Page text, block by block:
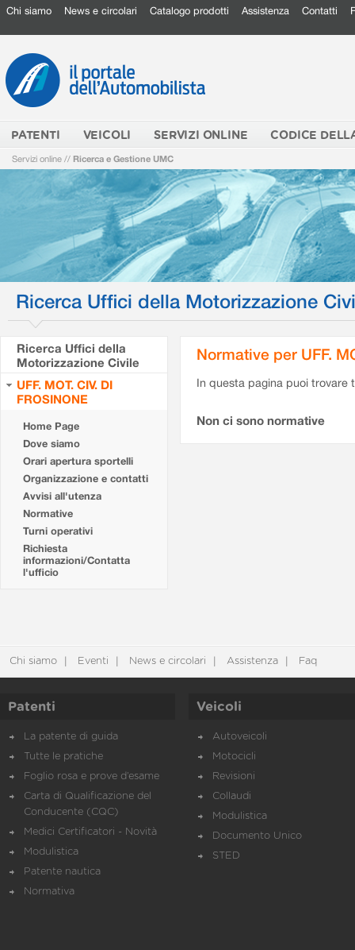
Chi siamo News e circolari Catalogo prodotti Assistenza Contatti
PATENTI VEICOLI SERVIZI ONLINE CODICE
Servizi online // Ricerca e Gestione UMC
Ricerca Uffici della Motorizzazione
Ricerca Uffici della
Motorizzazione Civile
UFF. MOT. CIV. DI
FROSINONE
Home Page
Dove siamo
Orari apertura sportelli
Organizzazione e contatti
Avvisi all'utenza
Normative
Turni operativi
Richiesta
informazioni/Contatta
l'ufficio
Normative per UFF.
In questa pagina puoi
Non ci sono normative
Chi siamo Eventi News e circolari Assistenza Faq
Patenti
La patente di guida
Tutte le pratiche
Foglio rosa e prove d’esame
Carta di Qualificazione del
Conducente (CQC)
Medici Certificatori - Novità
Modulistica
Patente nautica
Normativa
Veicoli
Autoveicoli
Motocicli
Revisioni
Collaudi
Modulistica
Documento Unico
STED